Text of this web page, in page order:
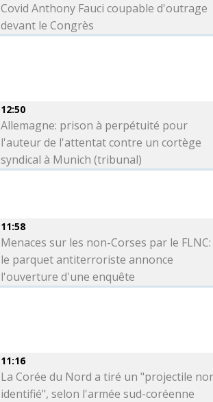
Covid Anthony Fauci coupable d'outrage
devant le Congrès
12:50
Allemagne: prison à perpétuité pour
l'auteur de l'attentat contre un cortège
syndical à Munich (tribunal)
11:58
Menaces sur les non-Corses par le FLNC:
le parquet antiterroriste annonce
l'ouverture d'une enquête
11:16
La Corée du Nord a tiré un "projectile
identifié", selon l'armée sud-coréenne